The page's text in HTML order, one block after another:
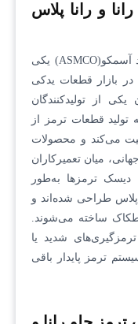
و رانا پلاس
دیسک ترمز جلو رانا و رانا پلاس برند آسمکو(ASMCO) یکی
بازار قطعات یدکی
از تولیدکنندگان
قطعات ترمز از
می‌کند و محصولات
میان تعمیرکاران
دیسک ترمزها به‌طور
پلاس طراحی شده‌اند و
ساخته می‌شوند.
شدید یا
ترمز پایدار باقی